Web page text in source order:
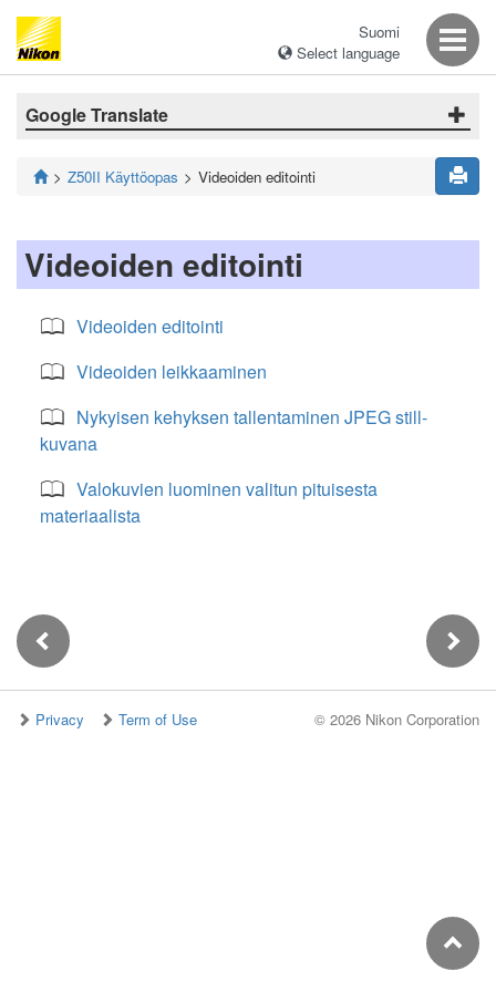
Suomi
Select language
Google Translate
Z50II Käyttöopas Videoiden editointi
Videoiden editointi
Videoiden editointi
Videoiden leikkaaminen
Nykyisen kehyksen tallentaminen JPEG still-
kuvana
Valokuvien luominen valitun pituisesta
materiaalista
Privacy Term of Use © 2026 Nikon Corporation